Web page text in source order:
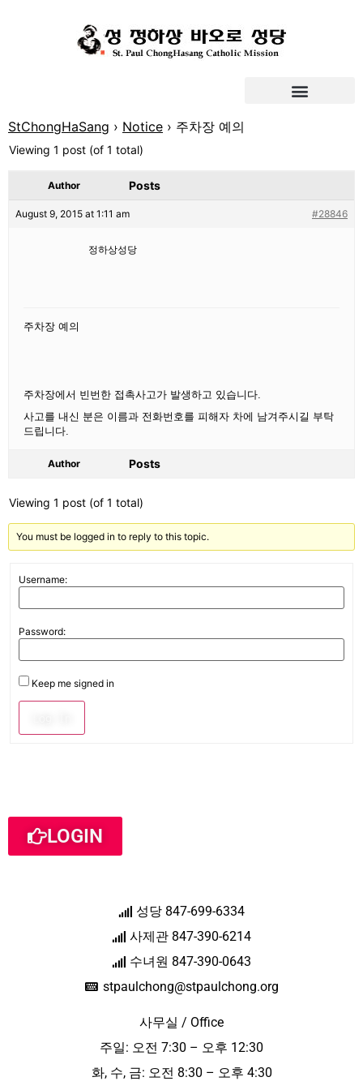
StChongHaSang › Notice › 주차장 예의
Viewing 1 post (of 1 total)
Author Posts
August 9, 2015 at 1:11 am #28846
정하상성당
주차장 예의
주차장에서 빈번한 접촉사고가 발생하고 있습니다.
사고를 내신 분은 이름과 전화번호를 피해자 차에 남겨주시길 부탁
드립니다.
Author Posts
Viewing 1 post (of 1 total)
You must be logged in to reply to this topic.
Username:
Password:
Keep me signed in
LOGIN
성당 847-699-6334
사제관 847-390-6214
수녀원 847-390-0643
stpaulchong@stpaulchong.org
사무실 / Office
주일: 오전 7:30 – 오후 12:30
화, 수, 금: 오전 8:30 – 오후 4:30